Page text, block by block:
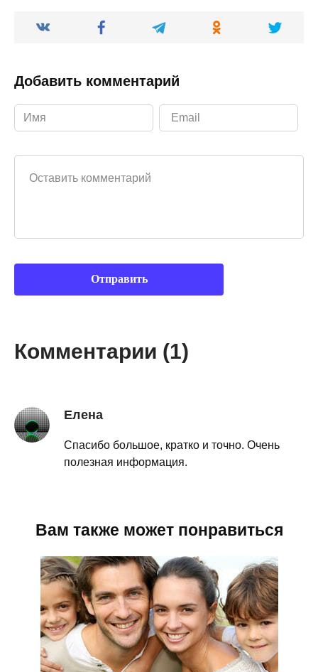
Добавить комментарий
Комментарии (1)
Елена
Спасибо большое, кратко и точно. Очень
полезная информация.
Вам также может понравиться